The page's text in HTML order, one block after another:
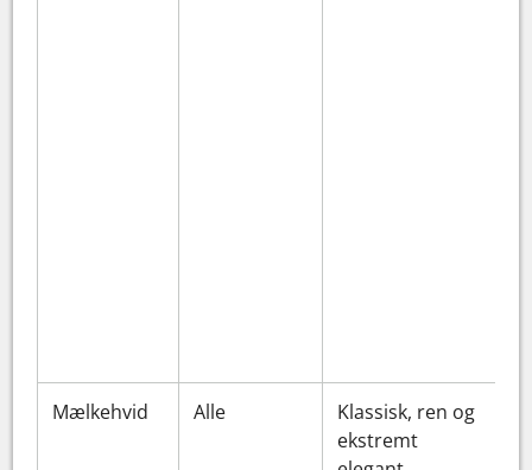
Mælkehvid Alle
Klassisk, ren og
ekstremt